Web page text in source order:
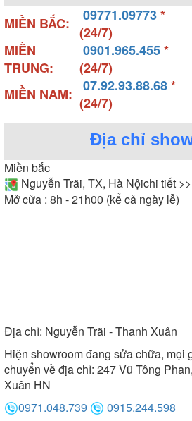
MIỀN BẮC: 09771.09773*
(24/7)
MIỀN
TRUNG:
0901.965.455*
(24/7)
MIỀN NAM:
07.92.93.88.68*
(24/7)
Địa chỉ
Miền bắc
Nguyễn Trãi, TX, Hà Nộichi tiết >>
Mở cửa : 8h - 21h00 (kể cả ngày lễ)
Địa chỉ: Nguyễn Trãi - Thanh Xuân
Hiện showroom đang sửa chữa, mọi giao dịch vui lòng
chuyển về địa chỉ: 247 Vũ Tông
Xuân HN
0971.048.739
0915.244.598